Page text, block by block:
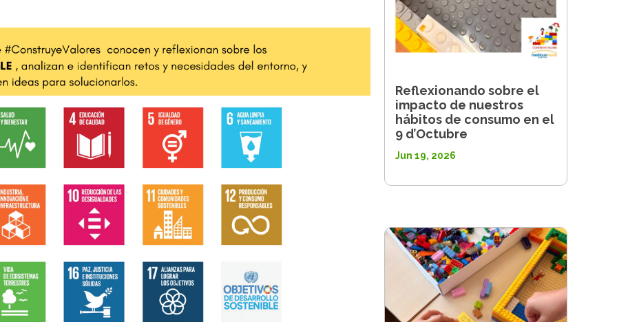
Reflexionando sobre el
impacto de nuestros
hábitos de consumo en el
9 d’Octubre
Jun 19, 2026